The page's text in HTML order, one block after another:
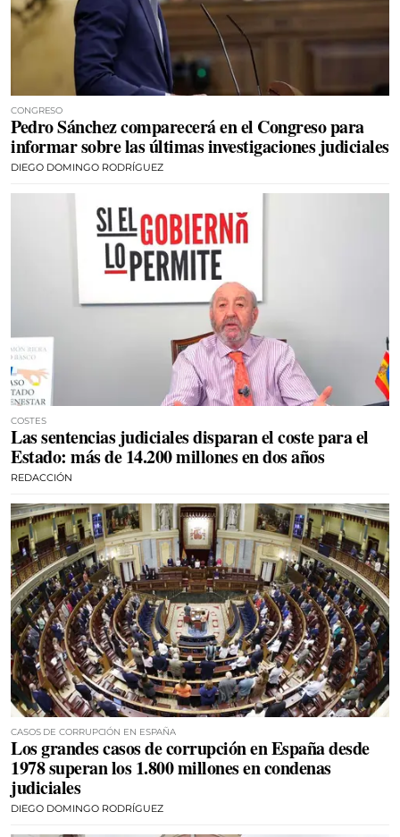
CONGRESO
Pedro Sánchez comparecerá en el Congreso para
informar sobre las últimas investigaciones judiciales
DIEGO DOMINGO RODRÍGUEZ
COSTES
Las sentencias judiciales disparan el coste para el
Estado: más de 14.200 millones en dos años
REDACCIÓN
CASOS DE CORRUPCIÓN EN ESPAÑA
Los grandes casos de corrupción en España desde
1978 superan los 1.800 millones en condenas
judiciales
DIEGO DOMINGO RODRÍGUEZ